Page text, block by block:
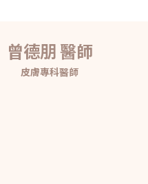
曾德朋 醫師
皮膚專科醫師